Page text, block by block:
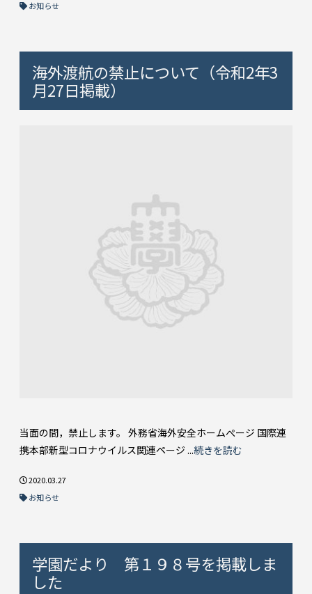
お知らせ
海外渡航の禁止について（令和2年3
月27日掲載）
当面の間，禁止します。 外務省海外安全ホームぺージ 国際連
携本部新型コロナウイルス関連ページ ...続きを読む
2020.03.27
お知らせ
学園だより 第１９８号を掲載しま
した